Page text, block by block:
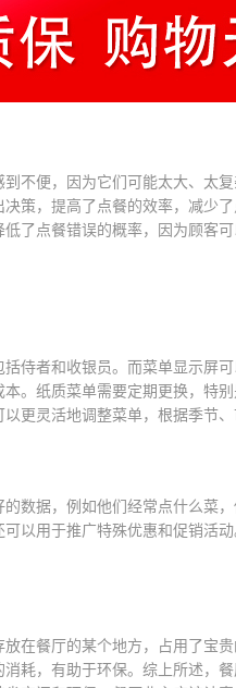
不便，因为它们可能太大、太
策，提高了点餐的效率，减少
了点餐错误的概率，因为顾客可
侍者和收银员。而菜单显示屏
。纸质菜单需要定期更换，特
更灵活地调整菜单，根据季节、
数据，例如他们经常点什么菜
以用于推广特殊优惠和促销活
在餐厅的某个地方，占用了宝
耗，有助于环保。综上所述，